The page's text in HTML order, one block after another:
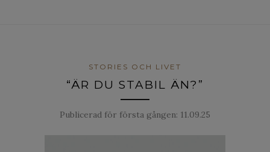
STORIES OCH LIVET
“ÄR DU STABIL ÄN?”
Publicerad för första gången: 11.09.25